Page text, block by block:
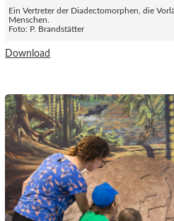
Ein Vertreter der Diadectomorphen, die
Menschen.
Foto: P. Brandstätter
Download